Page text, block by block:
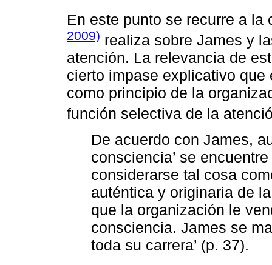
En este punto se recurre a
2009) realiza sobre James y
atención. La relevancia de
cierto impase explicativo
como principio de la
función selectiva de la
De acuerdo con James,
consciencia’ se
considerarse tal cosa
auténtica y originaria de
que la organización le
consciencia. James se
toda su carrera’ (p. 37).